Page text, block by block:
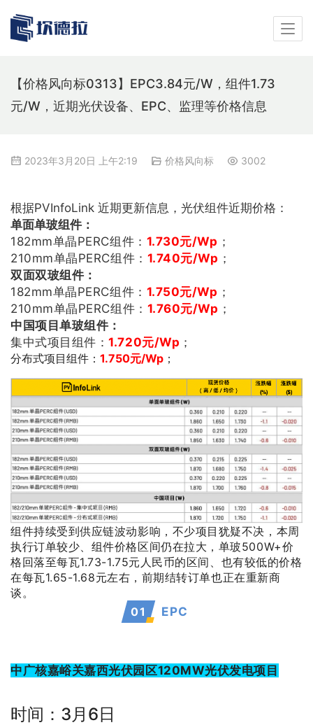
【价格风向标0313】EPC3.84元/W，组件1.73
元/W，近期光伏设备、EPC、监理等价格信息
2023年3月20日 上午2:19 价格风向标 3002
根据PVInfoLink 近期更新信息，光伏组件近期价格：
单面单玻组件：
182mm单晶PERC组件： 1.730元/Wp ；
210mm单晶PERC组件： 1.740元/Wp ；
双面双玻组件：
182mm单晶PERC组件： 1.750元/Wp ；
210mm单晶PERC组件： 1.760元/Wp ；
中国项目单玻组件：
集中式项目组件：1.720元/Wp ；
分布式项目组件： 1.750元/Wp ；
组件持续受到供应链波动影响，不少项目犹疑不决，本周
执行订单较少、组件价格区间仍在拉大，单玻500W+价
格回落至每瓦1.73-1.75元人民币的区间、也有较低的价格
在每瓦1.65-1.68元左右，前期结转订单也正在重新商
谈。
01 EPC
中广核嘉峪关嘉西光伏园区120MW光伏发电项目
时间：3月6日